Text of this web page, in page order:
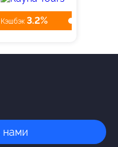
Кэшбэк 3.2%
нами